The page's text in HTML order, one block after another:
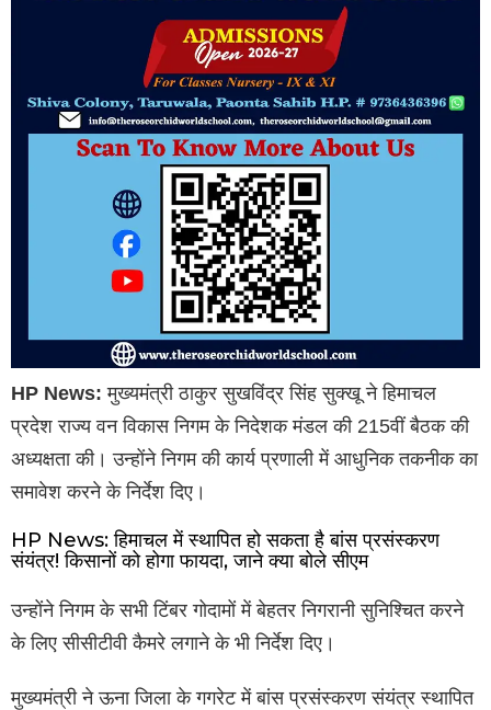
HP News: मुख्यमंत्री ठाकुर सुखविंद्र सिंह सुक्खू ने हिमाचल
प्रदेश राज्य वन विकास निगम के निदेशक मंडल की 215वीं बैठक की
अध्यक्षता की। उन्होंने निगम की कार्य प्रणाली में आधुनिक तकनीक का
समावेश करने के निर्देश दिए।
HP News: हिमाचल में स्थापित हो सकता है बांस प्रसंस्करण
संयंत्र! किसानों को होगा फायदा, जाने क्या बोले सीएम
उन्होंने निगम के सभी टिंबर गोदामों में बेहतर निगरानी सुनिश्चित करने
के लिए सीसीटीवी कैमरे लगाने के भी निर्देश दिए।
मुख्यमंत्री ने ऊना जिला के गगरेट में बांस प्रसंस्करण संयंत्र स्थापित